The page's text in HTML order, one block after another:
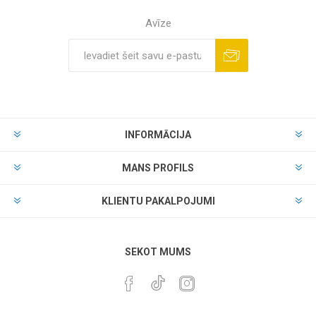
Avīze
INFORMĀCIJA
MANS PROFILS
KLIENTU PAKALPOJUMI
SEKOT MUMS